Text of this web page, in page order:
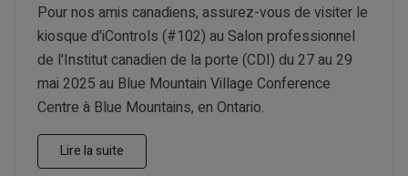
Pour nos amis canadiens, assurez-vous de visiter le
kiosque d'iControls (#102) au Salon professionnel
de l'Institut canadien de la porte (CDI) du 27 au 29
mai 2025 au Blue Mountain Village Conference
Centre à Blue Mountains, en Ontario.
Lire la suite